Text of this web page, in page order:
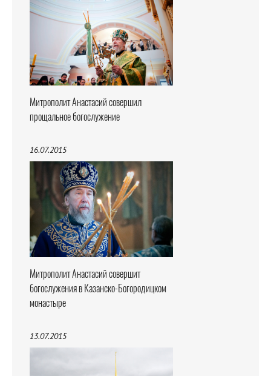
Митрополит Анастасий совершил
прощальное богослужение
16.07.2015
Митрополит Анастасий совершит
богослужения в Казанско-Богородицком
монастыре
13.07.2015